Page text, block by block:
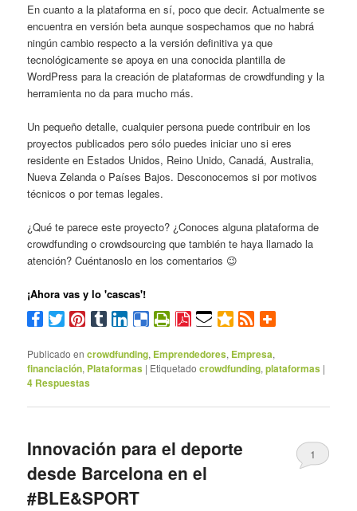
En cuanto a la plataforma en sí, poco que decir. Actualmente se
encuentra en versión beta aunque sospechamos que no habrá
ningún cambio respecto a la versión definitiva ya que
tecnológicamente se apoya en una conocida plantilla de
WordPress para la creación de plataformas de crowdfunding y la
herramienta no da para mucho más.
Un pequeño detalle, cualquier persona puede contribuir en los
proyectos publicados pero sólo puedes iniciar uno si eres
residente en Estados Unidos, Reino Unido, Canadá, Australia,
Nueva Zelanda o Países Bajos. Desconocemos si por motivos
técnicos o por temas legales.
¿Qué te parece este proyecto? ¿Conoces alguna plataforma de
crowdfunding o crowdsourcing que también te haya llamado la
atención? Cuéntanoslo en los comentarios 😉
¡Ahora vas y lo 'cascas'!
Publicado en crowdfunding, Emprendedores, Empresa,
financiación, Plataformas | Etiquetado crowdfunding,plataformas |
4 Respuestas
Innovación para el deporte
desde Barcelona en el
#BLE&SPORT
1